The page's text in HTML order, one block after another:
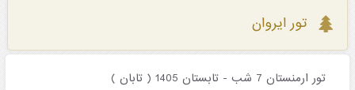
تور ایروان
تور ارمنستان 7 شب - تابستان 1405 ( تابان )